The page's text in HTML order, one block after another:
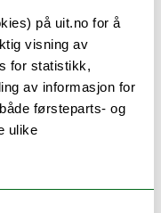
på uit.no for å
visning av
for statistikk,
av informasjon for
førsteparts- og
ulike
humaniora
Lyn